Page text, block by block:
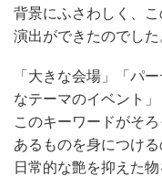
背景にふさわしく、
演出ができたのでした
「大きな会場」「パ
なテーマのイベント」
このキーワードがそ
あるものを身につける
日常的な艶を抑えた